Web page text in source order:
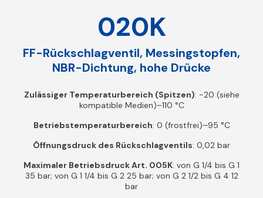
020K
FF-Rückschlagventil, Messingstopfen,
NBR-Dichtung, hohe Drücke
Zulässiger Temperaturbereich (Spitzen): -20 (siehe
kompatible Medien)–110 °C
Betriebstemperaturbereich: 0 (frostfrei)–95 °C
Öffnungsdruck des Rückschlagventils: 0,02 bar
Maximaler Betriebsdruck Art. 005K: von G 1/4 bis G 1
35 bar; von G 1 1/4 bis G 2 25 bar; von G 2 1/2 bis G 4 12
bar